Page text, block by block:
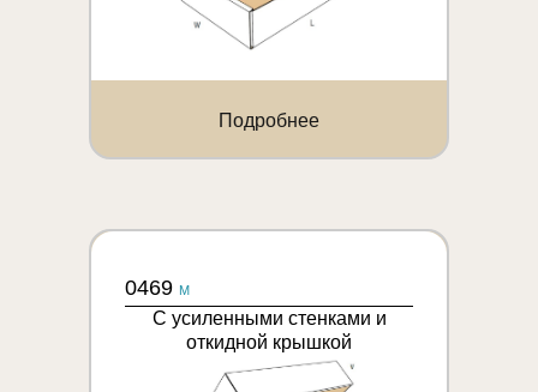
Подробнее
0469 M
С усиленными стенками и
откидной крышкой